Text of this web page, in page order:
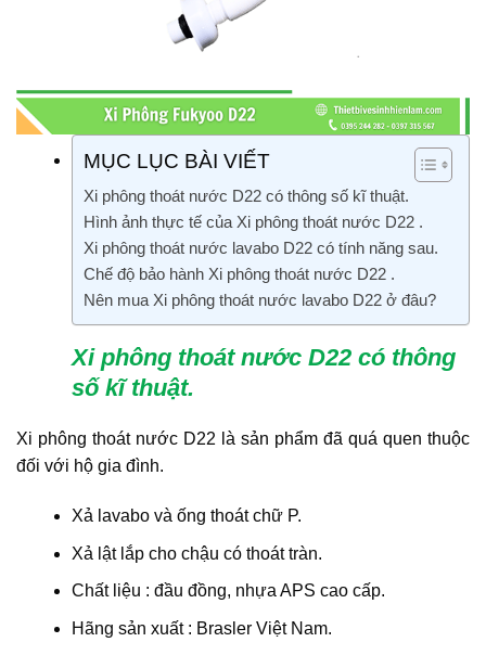
MỤC LỤC BÀI VIẾT
Xi phông thoát nước D22 có thông số kĩ thuật.
Hình ảnh thực tế của Xi phông thoát nước D22 .
Xi phông thoát nước lavabo D22 có tính năng sau.
Chế độ bảo hành Xi phông thoát nước D22 .
Nên mua Xi phông thoát nước lavabo D22 ở đâu?
Xi phông thoát nước D22 có thông
số kĩ thuật.
Xi phông thoát nước D22 là sản phẩm đã quá quen thuộc
đối với hộ gia đình.
Xả lavabo và ống thoát chữ P.
Xả lật lắp cho chậu có thoát tràn.
Chất liệu : đầu đồng, nhựa APS cao cấp.
Hãng sản xuất : Brasler Việt Nam.